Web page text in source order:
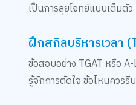
เป็นการลุยโจทย์แบบเต็มตัว
ฝึกสกิลบริหารเวลา
ข้อสอบอย่าง TGAT หรือ
รู้จักการตัดใจ ข้อไหนควร